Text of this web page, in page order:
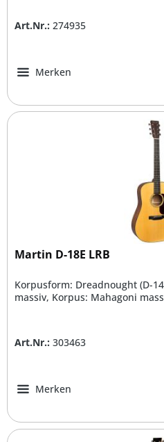
Art.Nr.: 274935
Merken
Martin D-18E LRB
Korpusform: Dreadnought (D-
massiv, Korpus: Mahagoni
Art.Nr.: 303463
Merken